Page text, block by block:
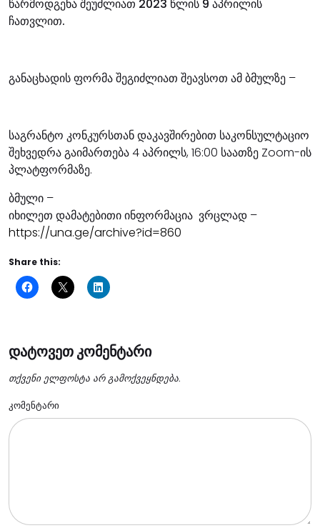
წარმოდგენა შეუძლიათ 2023 წლის 9 აპრილის
ჩათვლით.
განაცხადის ფორმა შეგიძლიათ შეავსოთ ამ ბმულზე –
საგრანტო კონკურსთან დაკავშირებით საკონსულტაციო
შეხვედრა გაიმართება 4 აპრილს, 16:00 საათზე Zoom-ის
პლატფორმაზე.
ბმული –
იხილეთ დამატებითი ინფორმაცია ვრცლად –
https://una.ge/archive?id=860
Share this:
დატოვეთ კომენტარი
თქვენი ელფოსტა არ გამოქვეყნდება.
კომენტარი